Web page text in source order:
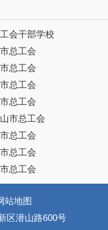
会干部学校
总工会
总工会
总工会
总工会
市总工会
总工会
总工会
总工会
站地图
区潜山路600号